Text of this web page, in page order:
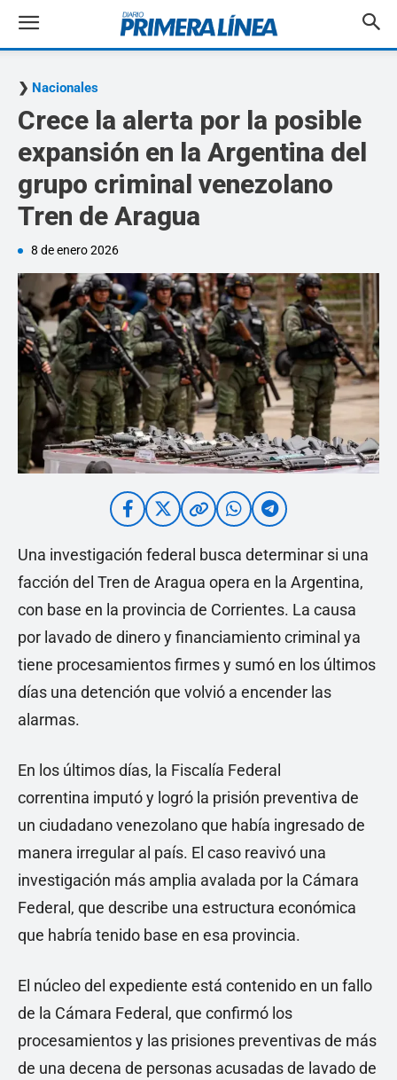
Nacionales
Crece la alerta por la posible
expansión en la Argentina del
grupo criminal venezolano
Tren de Aragua
8 de enero 2026
Una investigación federal busca determinar si una
facción del Tren de Aragua opera en la Argentina,
con base en la provincia de Corrientes. La causa
por lavado de dinero y financiamiento criminal ya
tiene procesamientos firmes y sumó en los últimos
días una detención que volvió a encender las
alarmas.
En los últimos días, la Fiscalía Federal
correntina imputó y logró la prisión preventiva de
un ciudadano venezolano que había ingresado de
manera irregular al país. El caso reavivó una
investigación más amplia avalada por la Cámara
Federal, que describe una estructura económica
que habría tenido base en esa provincia.
El núcleo del expediente está contenido en un fallo
de la Cámara Federal, que confirmó los
procesamientos y las prisiones preventivas de más
de una decena de personas acusadas de lavado de